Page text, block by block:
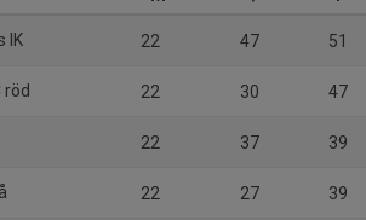
IK 22 47 51
röd 22 30 47
22 37 39
22 27 39